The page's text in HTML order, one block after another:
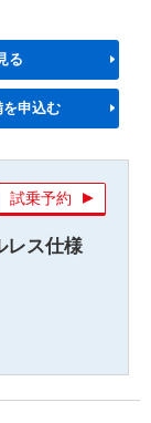
る
申込む
レス仕様
試乗予約